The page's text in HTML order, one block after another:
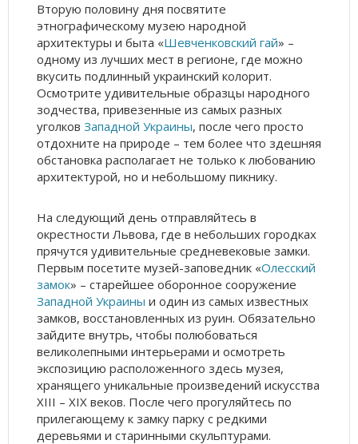
Вторую половину дня посвятите
этнографическому музею народной
архитектуры и быта «Шевченковский гай» –
одному из лучших мест в регионе, где можно
вкусить подлинный украинский колорит.
Осмотрите удивительные образцы народного
зодчества, привезенные из самых разных
уголков Западной Украины, после чего просто
отдохните на природе – тем более что здешняя
обстановка располагает не только к любованию
архитектурой, но и небольшому пикнику.
На следующий день отправляйтесь в
окрестности Львова, где в небольших городках
прячутся удивительные средневековые замки.
Первым посетите музей-заповедник «Олесский
замок» – старейшее оборонное сооружение
Западной Украины и один из самых известных
замков, восстановленных из руин. Обязательно
зайдите внутрь, чтобы полюбоваться
великолепными интерьерами и осмотреть
экспозицию расположенного здесь музея,
хранящего уникальные произведений искусства
XIII – XIX веков. После чего прогуляйтесь по
прилегающему к замку парку с редкими
деревьями и старинными скульптурами.